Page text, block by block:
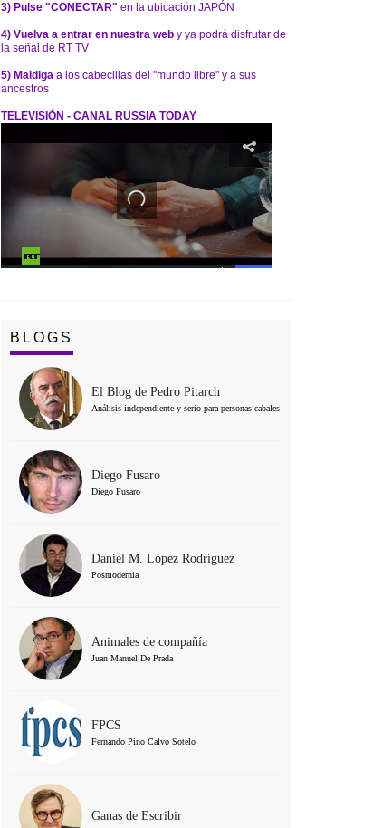
3) Pulse "CONECTAR" en la ubicación JAPÓN
4) Vuelva a entrar en nuestra web y ya podrá disfrutar de
la señal de RT TV
5) Maldiga a los cabecillas del "mundo libre" y a sus
ancestros
TELEVISIÓN - CANAL RUSSIA TODAY
BLOGS
El Blog de Pedro Pitarch
Análisis independiente y serio para personas cabales
Diego Fusaro
Diego Fusaro
Daniel M. López Rodríguez
Posmodernia
Animales de compañía
Juan Manuel De Prada
FPCS
Fernando Pino Calvo Sotelo
Ganas de Escribir